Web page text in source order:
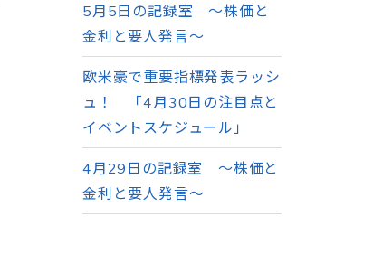
5月5日の記録室 ～株価と
金利と要人発言～
欧米豪で重要指標発表ラッシ
ュ！ 「4月30日の注目点と
イベントスケジュール」
4月29日の記録室 ～株価と
金利と要人発言～